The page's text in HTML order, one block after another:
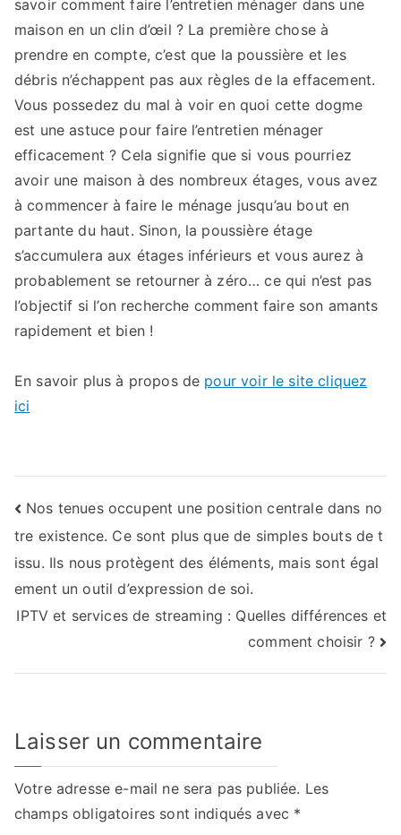
savoir comment faire l’entretien ménager dans une
maison en un clin d’œil ? La première chose à
prendre en compte, c’est que la poussière et les
débris n’échappent pas aux règles de la effacement.
Vous possedez du mal à voir en quoi cette dogme
est une astuce pour faire l’entretien ménager
efficacement ? Cela signifie que si vous pourriez
avoir une maison à des nombreux étages, vous avez
à commencer à faire le ménage jusqu’au bout en
partante du haut. Sinon, la poussière étage
s’accumulera aux étages inférieurs et vous aurez à
probablement se retourner à zéro… ce qui n’est pas
l’objectif si l’on recherche comment faire son amants
rapidement et bien !
En savoir plus à propos de pour voir le site cliquez
ici
Navigation
de
l’article
Nos tenues occupent une position centrale dans no
tre existence. Ce sont plus que de simples bouts de t
issu. Ils nous protègent des éléments, mais sont égal
ement un outil d’expression de soi.
IPTV et services de streaming : Quelles différences et
comment choisir ?
Laisser un commentaire
Votre adresse e-mail ne sera pas publiée. Les
champs obligatoires sont indiqués avec *